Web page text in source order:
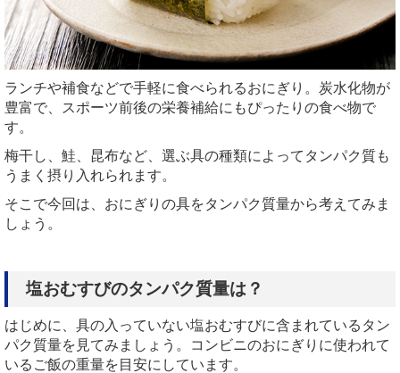
ランチや補食などで手軽に食べられるおにぎり。炭水化物が
豊富で、スポーツ前後の栄養補給にもぴったりの食べ物で
す。
梅干し、鮭、昆布など、選ぶ具の種類によってタンパク質も
うまく摂り入れられます。
そこで今回は、おにぎりの具をタンパク質量から考えてみま
しょう。
塩おむすびのタンパク質量は？
はじめに、具の入っていない塩おむすびに含まれているタン
パク質量を見てみましょう。コンビニのおにぎりに使われて
いるご飯の重量を目安にしています。